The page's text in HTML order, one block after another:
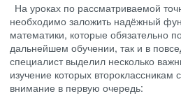
На уроках по рассматриваемой
необходимо заложить надёжный
математики, которые обязательно
дальнейшем обучении, так и в
специалист выделил несколько
изучение которых второклассникам
внимание в первую очередь: